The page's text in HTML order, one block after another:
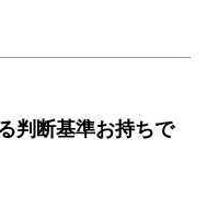
判断基準お持ちで